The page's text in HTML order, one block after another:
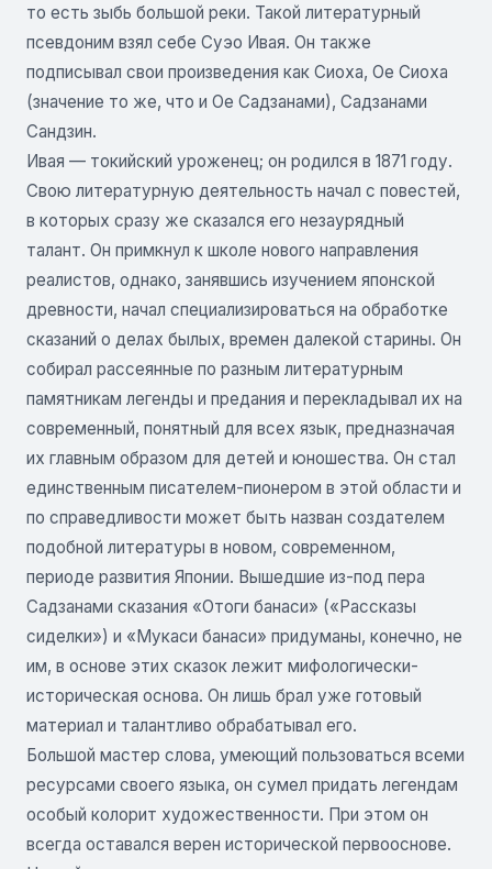
то есть зыбь большой реки. Такой литературный
псевдоним взял себе Суэо Ивая. Он также
подписывал свои произведения как Сиоха, Ое Сиоха
(значение то же, что и Ое Садзанами), Садзанами
Сандзин.
Ивая — токийский уроженец; он родился в 1871 году.
Свою литературную деятельность начал с повестей,
в которых сразу же сказался его незаурядный
талант. Он примкнул к школе нового направления
реалистов, однако, занявшись изучением японской
древности, начал специализироваться на обработке
сказаний о делах былых, времен далекой старины. Он
собирал рассеянные по разным литературным
памятникам легенды и предания и перекладывал их на
современный, понятный для всех язык, предназначая
их главным образом для детей и юношества. Он стал
единственным писателем-пионером в этой области и
по справедливости может быть назван создателем
подобной литературы в новом, современном,
периоде развития Японии. Вышедшие из-под пера
Садзанами сказания «Отоги банаси» («Рассказы
сиделки») и «Мукаси банаси» придуманы, конечно, не
им, в основе этих сказок лежит мифологически-
историческая основа. Он лишь брал уже готовый
материал и талантливо обрабатывал его.
Большой мастер слова, умеющий пользоваться всеми
ресурсами своего языка, он сумел придать легендам
особый колорит художественности. При этом он
всегда оставался верен исторической первооснове.